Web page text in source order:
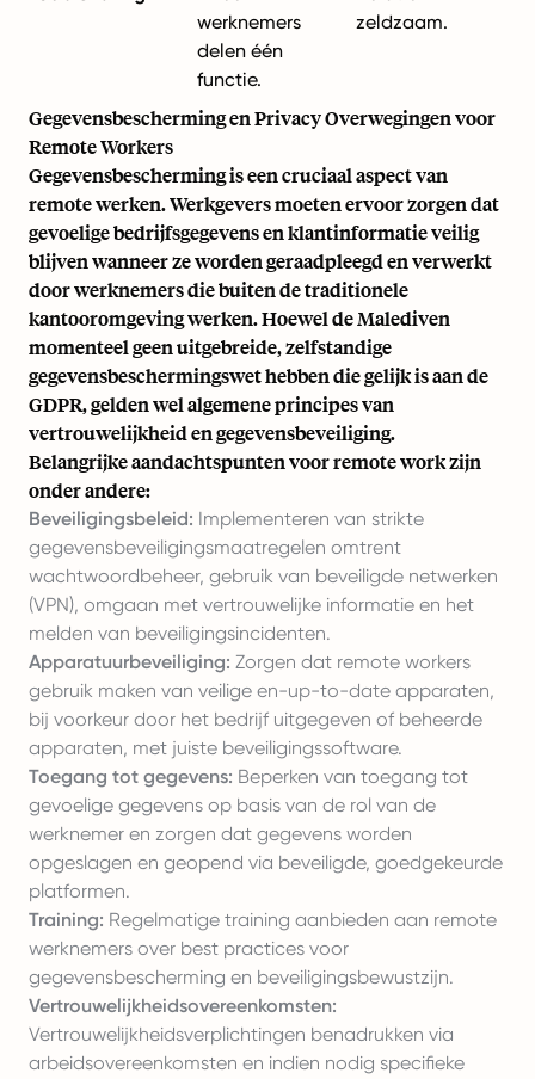
werknemers
delen één
functie.
zeldzaam.
Gegevensbescherming en Privacy Overwegingen voor
Remote Workers
Gegevensbescherming is een cruciaal aspect van
remote werken. Werkgevers moeten ervoor zorgen dat
gevoelige bedrijfsgegevens en klantinformatie veilig
blijven wanneer ze worden geraadpleegd en verwerkt
door werknemers die buiten de traditionele
kantooromgeving werken. Hoewel de Malediven
momenteel geen uitgebreide, zelfstandige
gegevensbeschermingswet hebben die gelijk is aan de
GDPR, gelden wel algemene principes van
vertrouwelijkheid en gegevensbeveiliging.
Belangrijke aandachtspunten voor remote work zijn
onder andere:
Beveiligingsbeleid: Implementeren van strikte
gegevensbeveiligingsmaatregelen omtrent
wachtwoordbeheer, gebruik van beveiligde netwerken
(VPN), omgaan met vertrouwelijke informatie en het
melden van beveiligingsincidenten.
Apparatuurbeveiliging: Zorgen dat remote workers
gebruik maken van veilige en-up-to-date apparaten,
bij voorkeur door het bedrijf uitgegeven of beheerde
apparaten, met juiste beveiligingssoftware.
Toegang tot gegevens: Beperken van toegang tot
gevoelige gegevens op basis van de rol van de
werknemer en zorgen dat gegevens worden
opgeslagen en geopend via beveiligde, goedgekeurde
platformen.
Training: Regelmatige training aanbieden aan remote
werknemers over best practices voor
gegevensbescherming en beveiligingsbewustzijn.
Vertrouwelijkheidsovereenkomsten:
Vertrouwelijkheidsverplichtingen benadrukken via
arbeidsovereenkomsten en indien nodig specifieke